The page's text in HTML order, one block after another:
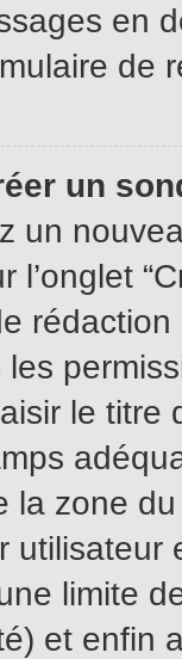
en
de
un
un
l’onglet
les
le
la zone
limite
et enfin